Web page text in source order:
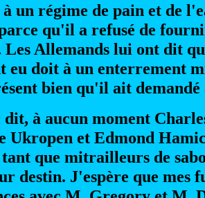
un régime de pain et de
qu'il a refusé de
Allemands lui ont dit
eu doit à un enterrement
bien qu'il ait demandé
à aucun moment
Ukropen et Edmond
tant que mitrailleurs de
destin. J'espère que mes